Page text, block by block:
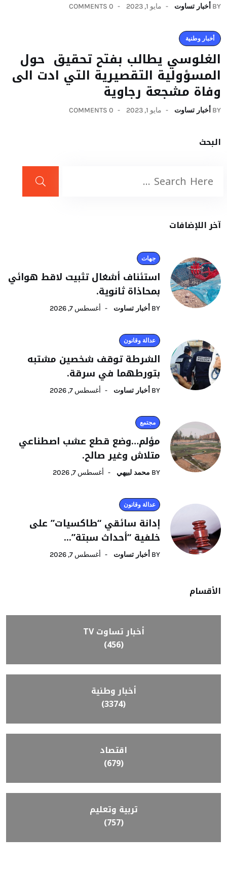
BY أخبار تساوت مايو 1, 2023 0 COMMENTS
أخبار وطنية
الغلوسي يطالب بفتح تحقيق حول
المسؤولية التقصيرية التي ادت الى
وفاة مشجعة رجاوية
BY أخبار تساوت مايو 1, 2023 0 COMMENTS
البحث
آخر اللإضافات
جهات
استئناف أشغال تثبيت لاقط هوائي
بمحاذاة ثانوية.
BY أخبار تساوت أغسطس 7, 2026
عدالة وقانون
الشرطة توقف شخصين مشتبه
بتورطهما في سرقة.
BY أخبار تساوت أغسطس 7, 2026
مجتمع
مؤلم…وضع قطع عشب اصطناعي
متلاش وغير صالح.
BY محمد لبيهي أغسطس 7, 2026
عدالة وقانون
إدانة سائقي “طاكسيات” على
خلفية “أحداث سبتة”...
BY أخبار تساوت أغسطس 7, 2026
الأقسام
أخبار تساوت TV
(456)
أخبار وطنية
(3374)
اقتصاد
(679)
تربية وتعليم
(757)